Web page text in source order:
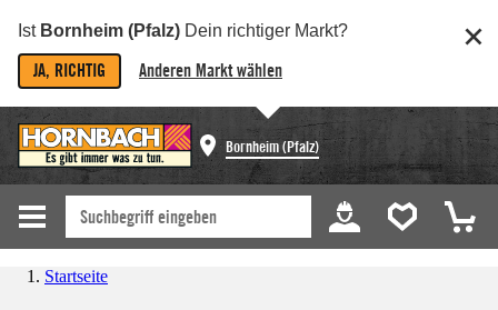
Ist Bornheim (Pfalz) Dein richtiger Markt?
JA, RICHTIG Anderen Markt wählen
Bornheim (Pfalz)
Startseite